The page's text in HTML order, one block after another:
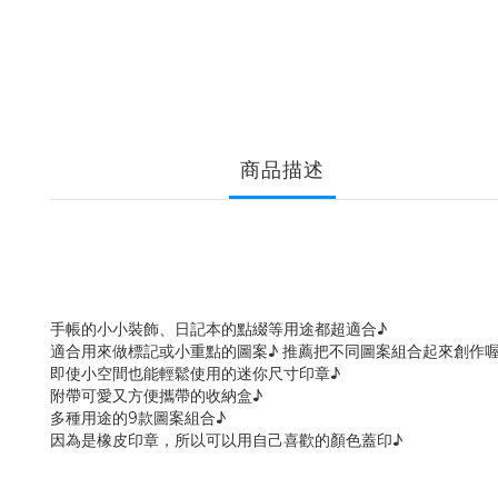
商品描述
手帳的小小裝飾、日記本的點綴等用途都超適合♪
適合用來做標記或小重點的圖案♪ 推薦把不同圖案組合起來創作
即使小空間也能輕鬆使用的迷你尺寸印章♪
附帶可愛又方便攜帶的收納盒♪
多種用途的9款圖案組合♪
因為是橡皮印章，所以可以用自己喜歡的顏色蓋印♪